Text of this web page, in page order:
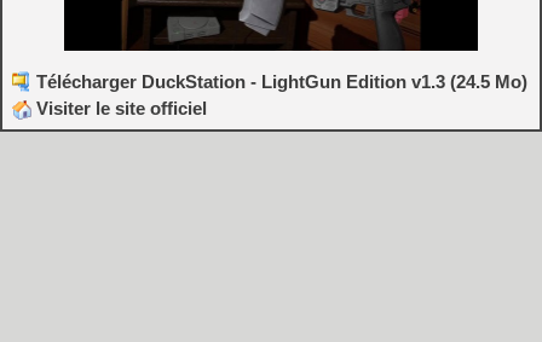
Télécharger DuckStation - LightGun Edition v1.3 (24.5 Mo)
Visiter le site officiel